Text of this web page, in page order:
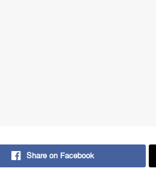
Share on Facebook